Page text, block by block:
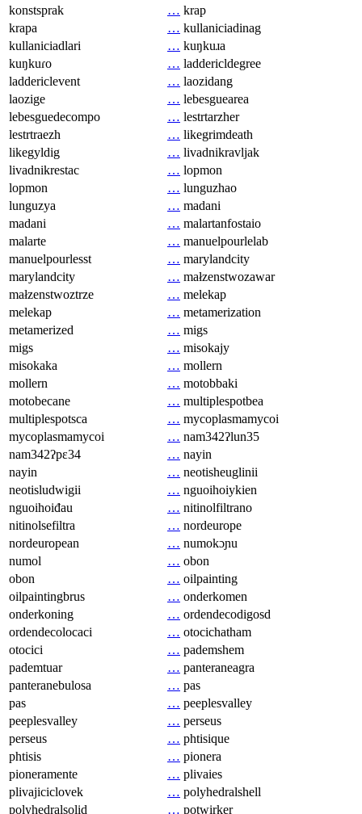
konstsprak
… krap
krapa
… kullaniciadinag
kullaniciadlari
… kuŋkuɹa
kuŋkuɾo
… laddericldegree
laddericlevent
… laozidang
laozige
… lebesguearea
lebesguedecompo
… lestrtarzher
lestrtraezh
… likegrimdeath
likegyldig
… livadnikravljak
livadnikrestac
… lopmon
lopmon
… lunguzhao
lunguzya
… madani
madani
… malartanfostaio
malarte
… manuelpourlelab
manuelpourlesst
… marylandcity
marylandcity
… małzenstwozawar
małzenstwoztrze
… melekap
melekap
… metamerization
metamerized
… migs
migs
… misokajy
misokaka
… mollern
mollern
… motobbaki
motobecane
… multiplespotbea
multiplespotsca
… mycoplasmamycoi
mycoplasmamycoi
… nam342ʔlun35
nam342ʔpɛ34
… nayin
nayin
… neotisheuglinii
neotisludwigii
… nguoihoiykien
nguoihoiđau
… nitinolfiltrano
nitinolsefiltra
… nordeurope
nordeuropean
… numokɔɲu
numol
… obon
obon
… oilpainting
oilpaintingbrus
… onderkomen
onderkoning
… ordendecodigosd
ordendecolocaci
… otocichatham
otocici
… pademshem
pademtuar
… panteraneagra
panteranebulosa
… pas
pas
… peeplesvalley
peeplesvalley
… perseus
perseus
… phtisique
phtisis
… pionera
pioneramente
… plivaies
plivajiciclovek
… polyhedralshell
polyhedralsolid
… potwirker